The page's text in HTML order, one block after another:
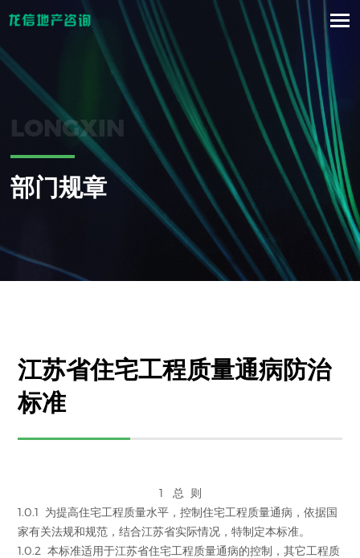
LONGXIN
部门规章
江苏省住宅工程质量通病防治
标准
1 总 则
1.0.1 为提高住宅工程质量水平，控制住宅工程质量通病，依据国
家有关法规和规范，结合江苏省实际情况，特制定本标准。
1.0.2 本标准适用于江苏省住宅工程质量通病的控制，其它工程质